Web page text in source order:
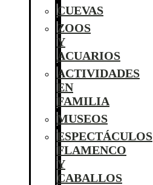
CUEVAS
ZOOS
Y
ACUARIOS
ACTIVIDADES
EN
FAMILIA
MUSEOS
ESPECTÁCULOS
FLAMENCO
Y
CABALLOS